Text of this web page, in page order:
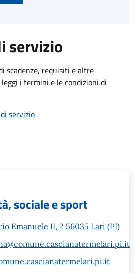
servizio
scadenze, requisiti e altre
i termini e le condizioni di
servizio
sociale e sport
Emanuele II, 2 56035 Lari (PI)